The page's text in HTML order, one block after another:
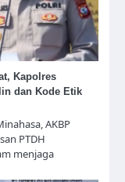
Kapolres
dan Kode Etik
AKBP
PTDH
menjaga